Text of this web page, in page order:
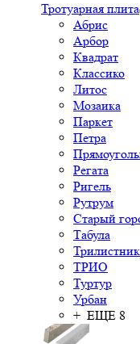
Тротуарная плита
Абрис
Арбор
Квадрат
Классико
Литос
Мозаика
Паркет
Петра
Регата
Ригель
Рутрум
Старый
Табула
Трилистник
ТРИО
Туртур
Урбан
+ ЕЩЕ 8